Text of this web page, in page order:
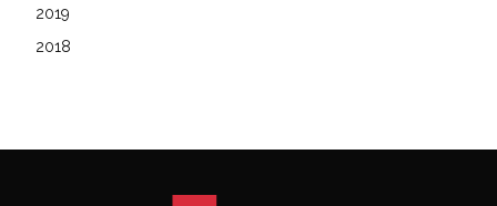
2019
2018